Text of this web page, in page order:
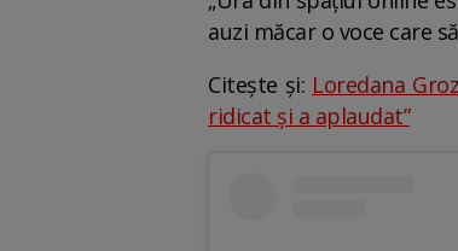
auzi măcar o voce care
Citește și: Loredana
ridicat și a aplaudat”